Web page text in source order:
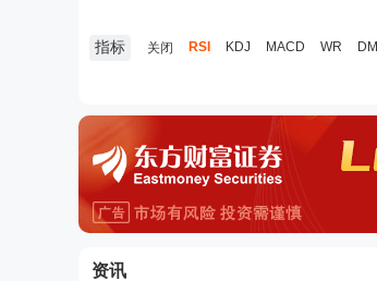
指标 关闭 RSI KDJ MACD WR DMI
资讯